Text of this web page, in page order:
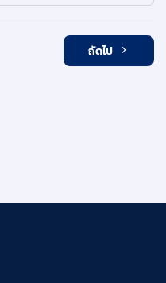
ถัดไป